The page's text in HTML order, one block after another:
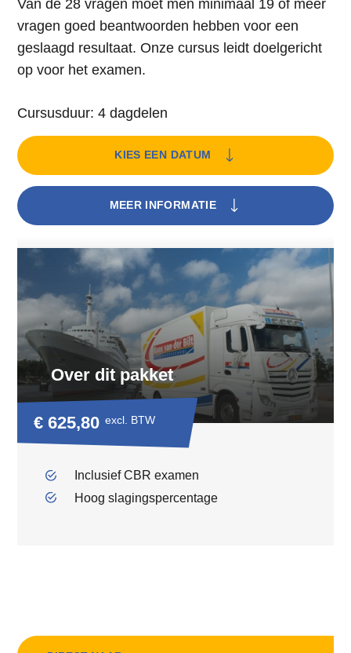
Van de 28 vragen moet men minimaal 19 of meer
vragen goed beantwoorden hebben voor een
geslaagd resultaat. Onze cursus leidt doelgericht
op voor het examen.
Cursusduur: 4 dagdelen
KIES EEN DATUM
MEER INFORMATIE
Over dit pakket
€ 625,80 excl. BTW
Inclusief CBR examen
Hoog slagingspercentage